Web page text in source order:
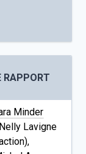
RAPPORT
Minder
Lavigne